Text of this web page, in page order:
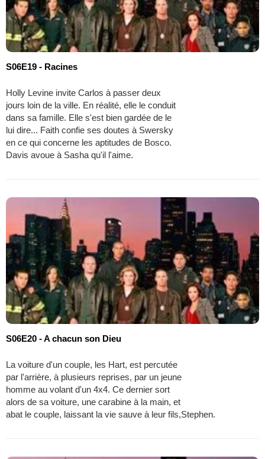
S06E19 - Racines
Holly Levine invite Carlos à passer deux
jours loin de la ville. En réalité, elle le conduit
dans sa famille. Elle s'est bien gardée de le
lui dire... Faith confie ses doutes à Swersky
en ce qui concerne les aptitudes de Bosco.
Davis avoue à Sasha qu'il l'aime.
S06E20 - A chacun son Dieu
La voiture d'un couple, les Hart, est percutée
par l'arrière, à plusieurs reprises, par un jeune
homme au volant d'un 4x4. Ce dernier sort
alors de sa voiture, une carabine à la main, et
abat le couple, laissant la vie sauve à leur fils,Stephen.